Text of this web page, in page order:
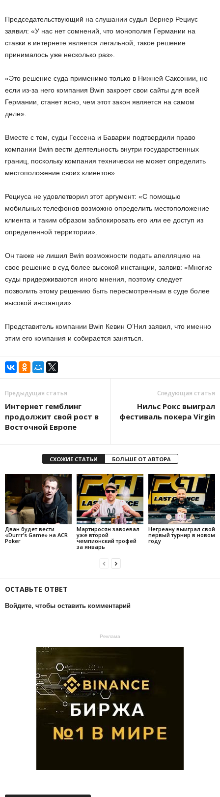
Председательствующий на слушании судья Вернер Рециус
заявил: «У нас нет сомнений, что монополия Германии на
ставки в интернете является легальной, такое решение
принималось уже несколько раз».
«Это решение суда применимо только в Нижней Саксонии, но
если из-за него компания Bwin закроет свои сайты для всей
Германии, станет ясно, чем этот закон является на самом
деле».
Вместе с тем, суды Гессена и Баварии подтвердили право
компании Bwin вести деятельность внутри государственных
границ, поскольку компания технически не может определить
местоположение своих клиентов».
Рециуса не удовлетворил этот аргумент: «С помощью
мобильных телефонов возможно определить местоположение
клиента и таким образом заблокировать его или ее доступ из
определенной территории».
Он также не лишил Bwin возможности подать апелляцию на
свое решение в суд более высокой инстанции, заявив: «Многие
суды придерживаются иного мнения, поэтому следует
позволить этому решению быть пересмотренным в суде более
высокой инстанции».
Представитель компании Bwin Кевин О’Нил заявил, что именно
этим его компания и собирается заняться.
Предыдущая статья
Интернет гемблинг
продолжит свой рост в
Восточной Европе
Следующая статья
Нильс Рокс выиграл
фестиваль покера Virgin
СХОЖИЕ СТАТЬИ БОЛЬШЕ ОТ АВТОРА
Дван будет вести
«Durrr’s Game» на ACR
Poker
Мартиросян завоевал
уже второй
чемпионский трофей
за январь
Негреану выиграл свой
первый турнир в новом
году
ОСТАВЬТЕ ОТВЕТ
Войдите, чтобы оставить комментарий
Реклама